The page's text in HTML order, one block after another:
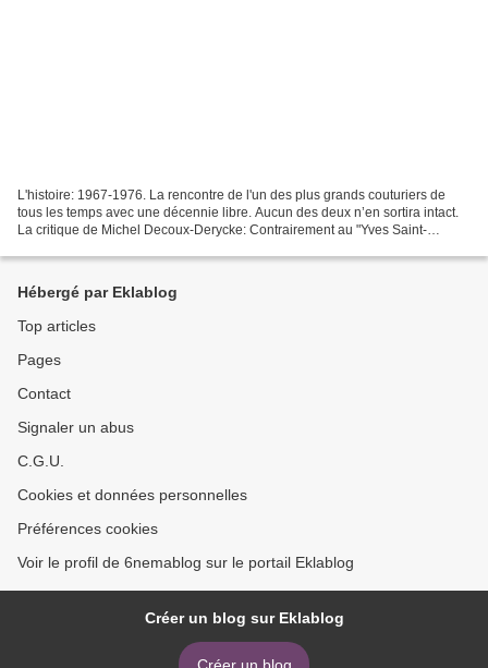
L'histoire: 1967-1976. La rencontre de l'un des plus grands couturiers de
tous les temps avec une décennie libre. Aucun des deux n’en sortira intact.
La critique de Michel Decoux-Derycke: Contrairement au "Yves Saint-
Hébergé par Eklablog
Top articles
Pages
Contact
Signaler un abus
C.G.U.
Cookies et données personnelles
Préférences cookies
Voir le profil de 6nemablog sur le portail Eklablog
Créer un blog sur Eklablog